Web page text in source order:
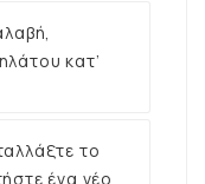
κατ’
το
ένα νέο